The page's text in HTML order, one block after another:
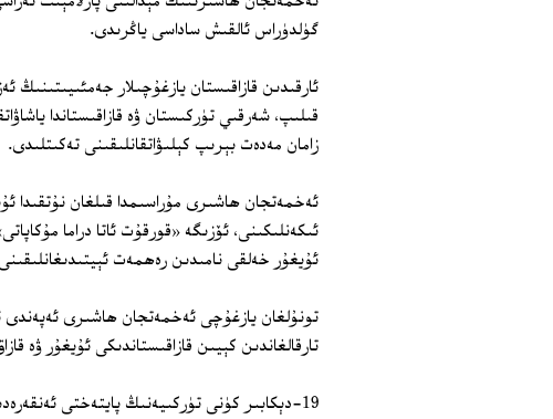
گۈلدۈراس ئالقىش ساداسى ياڭرىدى.
ئارقىدىن قازاقىستان يازغۇچىلار
زامان مەدەت بېرىپ كېلىۋاتقانلىقىنى تەكىتلىدى.
ئەخمەتجان ھاشىرى مۇراسىمدا قىلغان نۇتقىدا
ئىكەنلىكىنى، ئۆزىگە «قورقۇت ئاتا دراما
ئۇيغۇر خەلقى نامىدىن رەھمەت
تونۇلغان يازغۇچى ئەخمەتجان ھاشىرى ئەپەندى
تارقالغاندىن كېيىن قازاقىستاندىكى ئۇيغۇر ۋە
19-دېكابىر كۈنى تۈركىيەنىڭ پايتەختى